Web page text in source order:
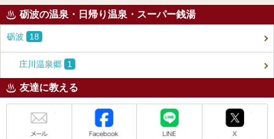
砺波の温泉・日帰り温泉・スーパー銭湯
砺波 18
庄川温泉郷 1
友達に教える